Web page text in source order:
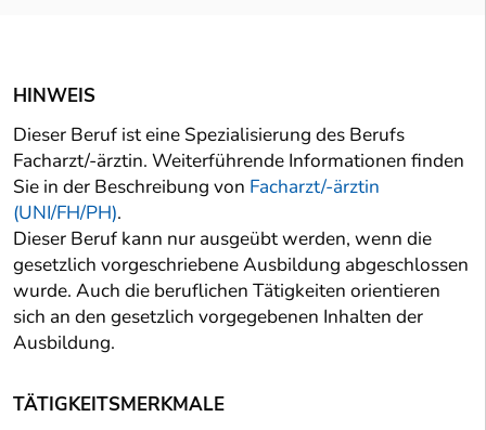
HINWEIS
Dieser Beruf ist eine Spezialisierung des Berufs
Facharzt/-ärztin. Weiterführende Informationen finden
Sie in der Beschreibung von Facharzt/-ärztin
(UNI/FH/PH).
Dieser Beruf kann nur ausgeübt werden, wenn die
gesetzlich vorgeschriebene Ausbildung abgeschlossen
wurde. Auch die beruflichen Tätigkeiten orientieren
sich an den gesetzlich vorgegebenen Inhalten der
Ausbildung.
TÄTIGKEITSMERKMALE